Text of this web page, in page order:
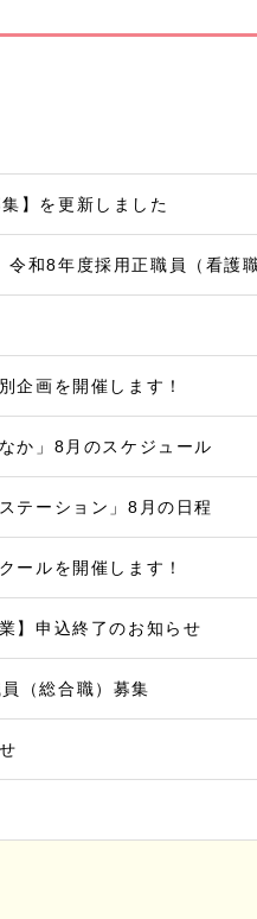
】を更新しました
企画を開催します！
か」8月のスケジュール
テーション」8月の日程
ールを開催します！
】申込終了のお知らせ
（総合職）募集